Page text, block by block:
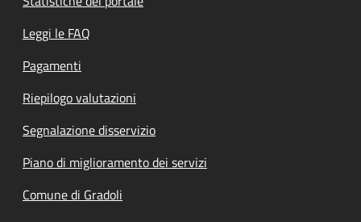
Leggi le FAQ
Pagamenti
Riepilogo valutazioni
Segnalazione disservizio
Piano di miglioramento dei servizi
Comune di Gradoli